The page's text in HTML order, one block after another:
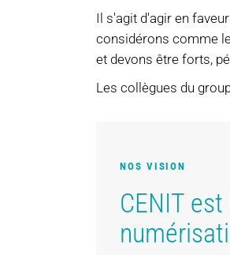
Il s'agit d'agir en
considérons comme
et devons être forts,
Les collègues du
NOS VISION
CENIT